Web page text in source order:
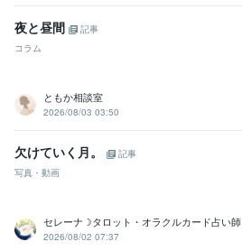
夜と昼間
記事
コラム
ともか相談室
2026/08/03 03:50
欠けていく月。
記事
写真・動画
セレーナ☽タロット・オラクルカード占い師
2026/08/02 07:37